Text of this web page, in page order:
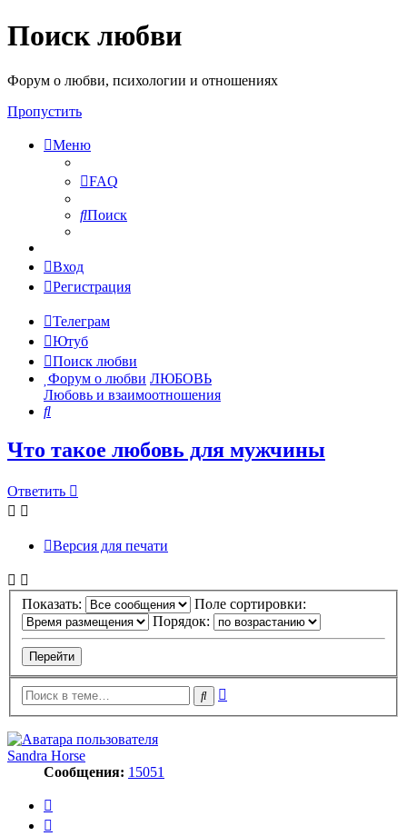
Поиск любви
Форум о любви, психологии и отношениях
Пропустить
Меню
FAQ
Поиск
Вход
Регистрация
Телеграм
Ютуб
Поиск любви
Форум о любви ЛЮБОВЬ
Любовь и взаимоотношения
Поиск
Что такое любовь для мужчины
Ответить
Версия для печати
Показать:
Поле сортировки:
Порядок:
Поиск
Sandra Horse
Сообщения: 15051